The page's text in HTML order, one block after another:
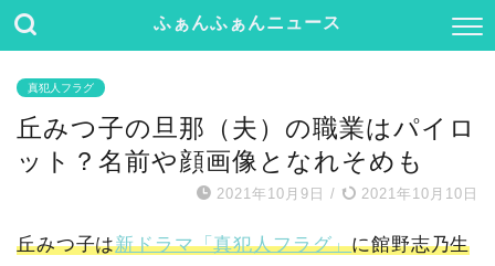
ふぁんふぁんニュース
真犯人フラグ
丘みつ子の旦那（夫）の職業はパイロ
ット？名前や顔画像となれそめも
2021年10月9日 / 2021年10月10日
丘みつ子は新ドラマ「真犯人フラグ」に館野志乃生